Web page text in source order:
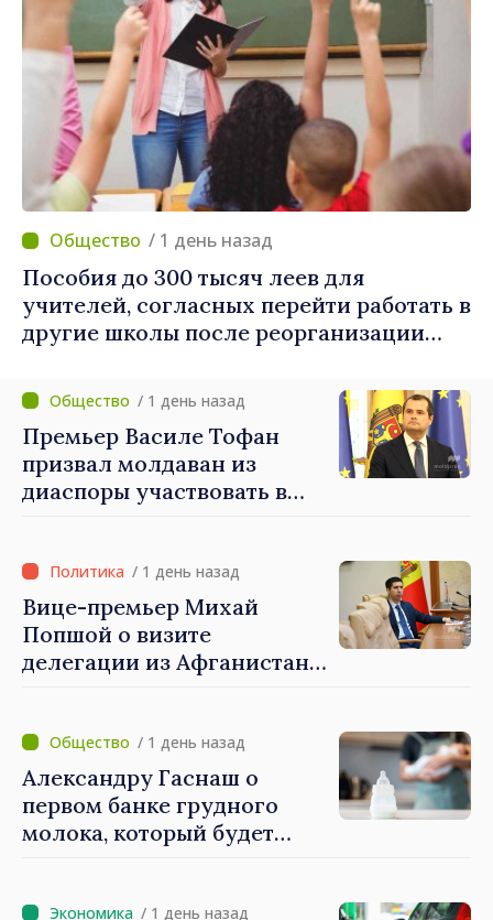
/ 1 день назад
Пособия до 300 тысяч леев для
учителей, согласных перейти работать в
другие школы после реорганизации
/ 1 день назад
Премьер Василе Тофан
призвал молдаван из
диаспоры участвовать в
Молдова / 1 день назад
Вице-премьер Михай
Попшой о визите
делегации из Афганистана:
Нарушений
законодательных норм
выявлено не было»
/ 1 день назад
Александру Гаснаш о
первом банке грудного
молока, который будет
/ 1 день назад